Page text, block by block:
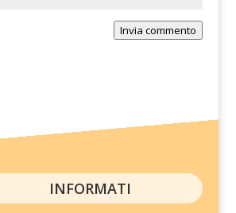
Invia commento
INFORMATI